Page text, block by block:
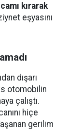
camı kırarak
eşyasını
dışarı
otomobilin
çalıştı.
hiçe
gerilim